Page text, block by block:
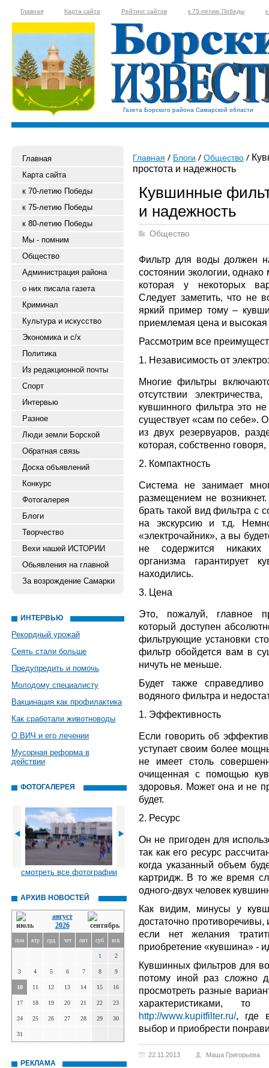
Главная Карта сайта Рейтинг сайтов к 75-летию Победы
Газета Борского района Самарской области
Главная
Карта сайта
к 70-летию Победы
к 75-летию Победы
к 80-летию Победы
Мы - помним
Общество
Администрация района
о них писала газета
Криминал
Культура и искусство
Экономика и с/х
Политика
Из редакционной почты
Спорт
Интервью
Разное
Люди земли Борской
Обратная связь
Доска объявлений
Конкурс
Фотогалерея
Блоги
Творчество
Вехи нашей ИСТОРИИ
Обьявления на главной
За возрождение Самарки
ИНТЕРВЬЮ
Рекордный урожай
Сеять стали больше
Предупредить и помочь
Молодому специалисту
Вакцинация как профилактика
Как сработали животноводы
О ВИЧ и его лечении
Мусорная реформа в
действии
ФОТОГАЛЕРЕЯ
смотреть все фотографии
АРХИВ НОВОСТЕЙ
август
2026
пон втр срд чет пят суб вск
1 2
3 4 5 6 7 8 9
10 11 12 13 14 15 16
17 18 19 20 21 22 23
24 25 26 27 28 29 30
31
РЕКЛАМА
Главная Блоги Общество
простота и надежность
Кувшинные
и надежность
Общество
Фильтр для воды должен
состоянии экологии,
которая у некоторых
Следует заметить, что не
яркий пример тому –
приемлемая цена и
Рассмотрим все
1. Независимость от
Многие фильтры
отсутствии
кувшинного фильтра это
существует «сам по себе».
из двух резервуаров,
которая, собственно
2. Компактность
Система не занимает
размещением не
брать такой вид фильтра с
на экскурсию и т.д.
«электрочайник», а вы
не содержится никаких
организма
находились.
3. Цена
Это, пожалуй, главное
который доступен
фильтрующие установки
фильтр обойдется вам в
ничуть не меньше.
Будет также
водяного фильтра и
1. Эффективность
Если говорить об
уступает своим более
не имеет столь
очищенная с помощью
здоровья. Может она и не
будет.
2. Ресурс
Он не пригоден для
так как его ресурс
когда указанный объем
картридж. В то же время
одного-двух человек
Как видим, минусы у
достаточно
если нет желания
приобретение «кувшина» -
Кувшинных фильтров для
потому иной раз сложно
просмотреть разные
характеристиками,
http://www.kupitfilter.ru/, где
выбор и приобрести
22.11.2013 Маша Григорьева